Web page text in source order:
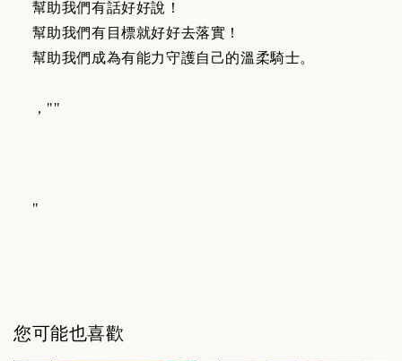
幫助我們有話好好說！
幫助我們有目標就好好去落實！
幫助我們成為有能力守護自己的溫柔騎士。
，""
"
您可能也喜歡